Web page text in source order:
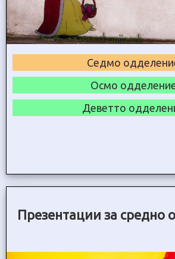
Седмо
Осмо
Деветто
Презентации за средно